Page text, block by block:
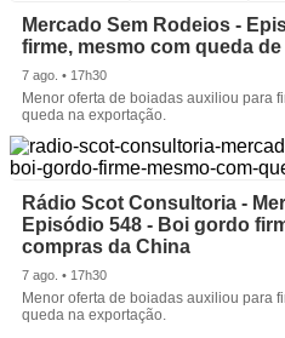
Mercado Sem Rodeios -
firme, mesmo com queda
7 ago. • 17h30
Menor oferta de boiadas auxiliou para
queda na exportação.
Rádio Scot Consultoria -
Episódio 548 - Boi gordo
compras da China
7 ago. • 17h30
Menor oferta de boiadas auxiliou para
queda na exportação.